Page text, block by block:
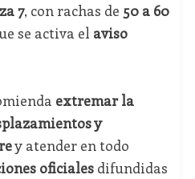
7, con rachas de 50 a 60
se activa el aviso
extremar la
y
y atender en todo
oficialesdifundidas